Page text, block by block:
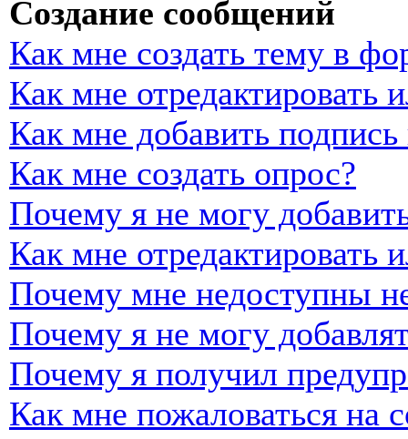
Создание сообщений
Как мне создать тему в
Как мне отредактировать
Как мне добавить
Как мне создать опрос?
Почему я не могу
Как мне отредактировать
Почему мне недоступны
Почему я не могу
Почему я получил
Как мне пожаловаться на